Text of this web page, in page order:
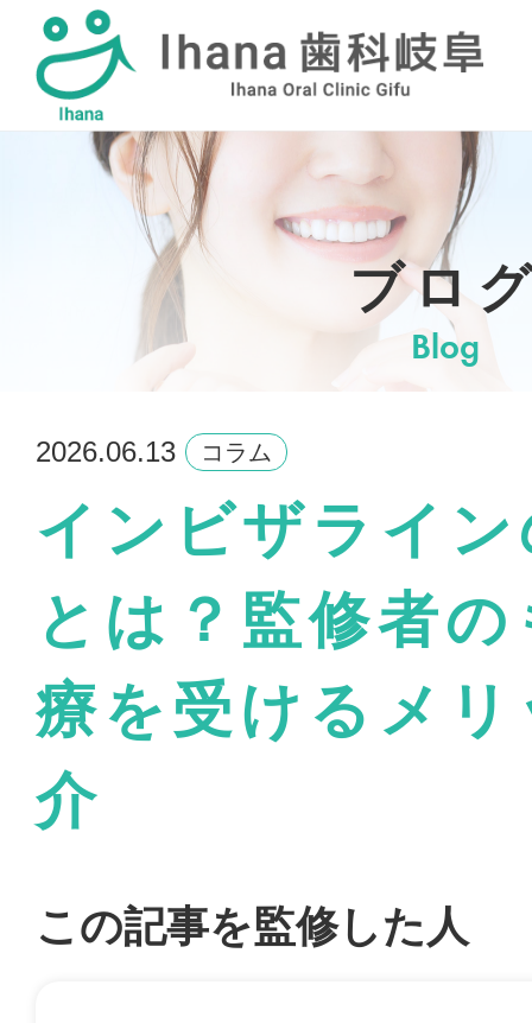
採用情報
ブロ
Blog
2026.06.13 コラム
インビザライ
とは？監修者
療を受けるメ
介
この記事を監修した人